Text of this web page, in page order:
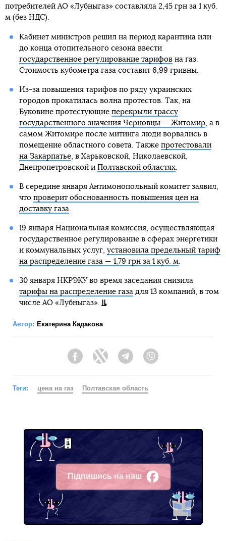
потребителей АО «Лубныгаз» составляла 2,45 грн за 1 куб.
м (без НДС).
Кабинет министров решил на период карантина или
до конца отопительного сезона ввести
государственное регулирование тарифовна газ.
Стоимость кубометра газа составит 6,99 гривны.
Из-за повышения тарифов по ряду украинских
городов прокатилась волна протестов. Так, на
Буковине протестующие перекрыли трассу
государственного значения Черновцы — Житомир, а в
самом Житомире после митинга люди ворвались в
помещение областного совета. Также протестовали
на Закарпатье, в Харьковской, Николаевской,
Днепропетровской и Полтавской областях.
В середине января Антимонопольный комитет заявил,
что проверит обоснованность повышения цен на
доставку газа
19 января Национальная комиссия, осуществляющая
государственное регулирование в сферах энергетики
и коммунальных услуг, установила предельный тариф
на распределение газа — 1,79 грн за 1 куб. м
30 января НКРЭКУ во время заседания снизила
тарифы на распределение газа для 13 компаний, в том
числе АО «Лубныгаз».
Автор: Екатерина Кадакова
FacebookTwitter Telegram
Теги: цена на газ Полтавская область
Підпишись на наш
Facebook